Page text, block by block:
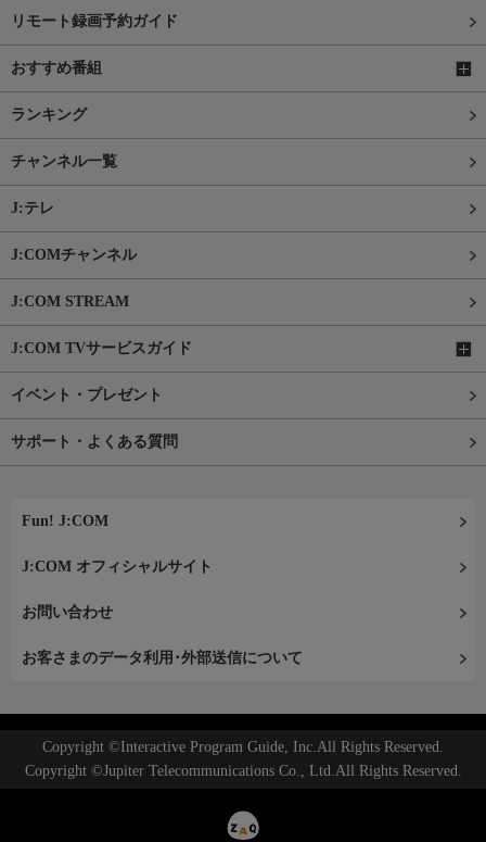
リモート録画予約ガイド
おすすめ番組
ランキング
チャンネル一覧
J:テレ
J:COMチャンネル
J:COM STREAM
J:COM TVサービスガイド
イベント・プレゼント
サポート・よくある質問
Fun! J:COM
J:COM オフィシャルサイト
お問い合わせ
お客さまのデータ利用･外部送信について
Copyright ©Interactive Program Guide, Inc.All Rights Reserved.
Copyright ©Jupiter Telecommunications Co., Ltd.All Rights Reserved.